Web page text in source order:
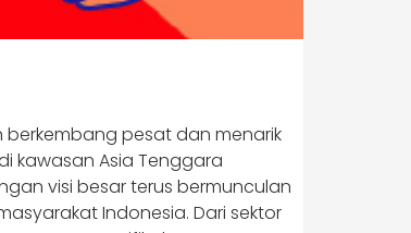
pesat dan menarik
kawasan Asia Tenggara
visi besar terus bermunculan
Indonesia. Dari sektor